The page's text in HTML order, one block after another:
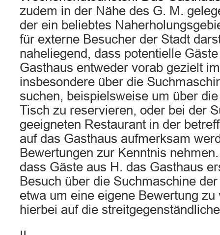
zudem in der Nähe des G. M.
der ein beliebtes
für externe Besucher der Stadt
naheliegend, dass potentielle
Gasthaus entweder vorab gezielt
insbesondere über die
suchen, beispielsweise um über
Tisch zu reservieren, oder bei der
geeigneten Restaurant in der
auf das Gasthaus aufmerksam
Bewertungen zur Kenntnis
dass Gäste aus H. das Gasthaus
Besuch über die Suchmaschine
etwa um eine eigene Bewertung zu
hierbei auf die